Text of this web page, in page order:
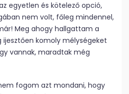
egyetlen és kötelező opció,
nem volt, főleg mindennel,
Meg ahogy hallgattam a
ijesztően komoly mélységeket
vannak, maradtak még
fogom azt mondani, hogy